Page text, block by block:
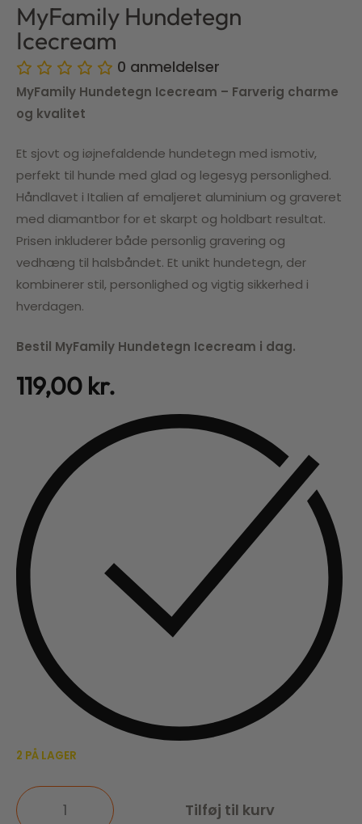
MyFamily Hundetegn
Icecream
0 anmeldelser
MyFamily Hundetegn Icecream – Farverig charme
og kvalitet
Et sjovt og iøjnefaldende hundetegn med ismotiv,
perfekt til hunde med glad og legesyg personlighed.
Håndlavet i Italien af emaljeret aluminium og graveret
med diamantbor for et skarpt og holdbart resultat.
Prisen inkluderer både personlig gravering og
vedhæng til halsbåndet. Et unikt hundetegn, der
kombinerer stil, personlighed og vigtig sikkerhed i
hverdagen.
Bestil MyFamily Hundetegn Icecream i dag.
119,00 kr.
2 PÅ LAGER
Tilføj til kurv